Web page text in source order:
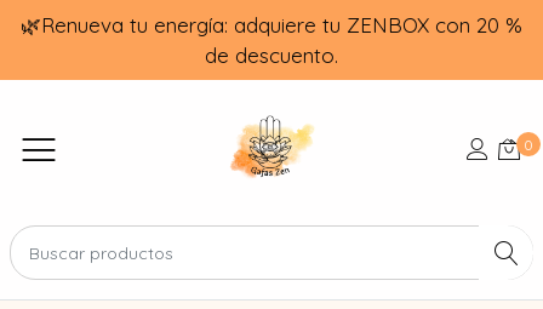
🌿Renueva tu energía: adquiere tu ZENBOX con 20 %
de descuento.
0